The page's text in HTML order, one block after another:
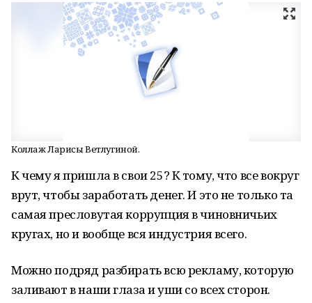
Коллаж Ларисы Ветлугиной.
К чему я пришла в свои 25? К тому, что все вокруг
врут, чтобы заработать денег. И это не только та
самая пресловутая коррупция в чиновничьих
кругах, но и вообще вся индустрия всего.
Можно подряд разбирать всю рекламу, которую
заливают в наши глаза и уши со всех сторон.